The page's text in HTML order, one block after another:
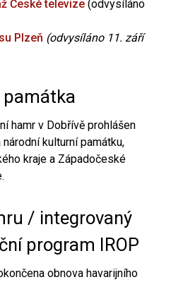
České televize (odvysíláno
Plzeň (odvysíláno 11. září
hamr v Dobřívě prohlášen
kulturní památku,
kraje a Západočeské
/ integrovaný
program IROP
obnova havarijního